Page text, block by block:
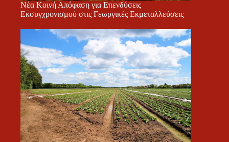
Νέα Κοινή Απόφαση για Επενδύσεις
Εκσυγχρονισμού στις Γεωργικές Εκμεταλλεύσεις